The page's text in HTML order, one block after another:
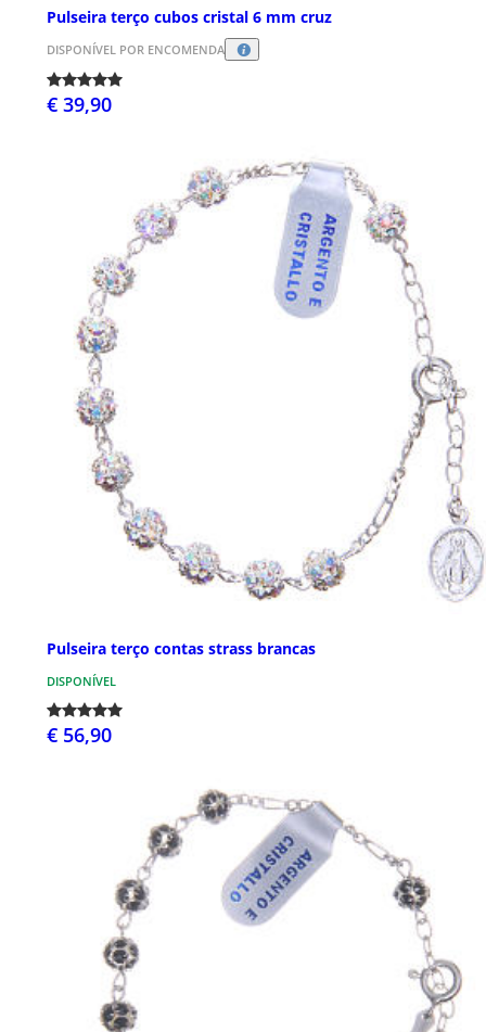
Pulseira terço cubos cristal 6 mm cruz
DISPONÍVEL POR ENCOMENDA
€ 39,90
Pulseira terço contas strass brancas
DISPONÍVEL
€ 56,90